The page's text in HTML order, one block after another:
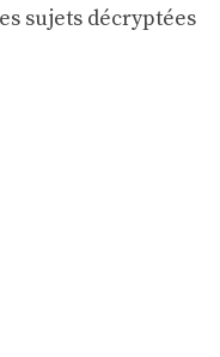
sujets décryptées